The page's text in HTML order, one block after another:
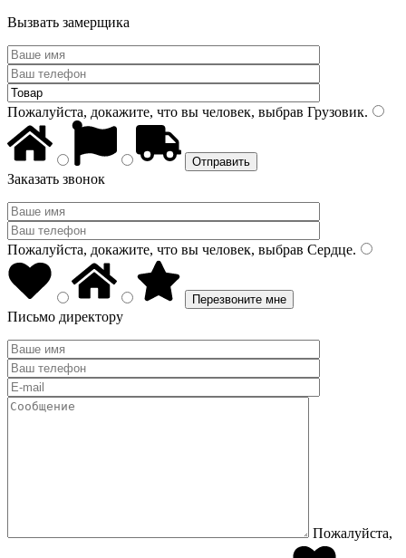
Вызвать замерщика
Пожалуйста, докажите, что вы человек, выбрав Грузовик.
Заказать звонок
Пожалуйста, докажите, что вы человек, выбрав Сердце.
Письмо директору
Пожалуйста,